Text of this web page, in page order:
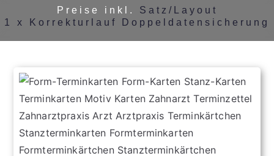
Preise inkl.
Satz/Layout
1 x Korrekturlauf
Doppeldatensicherung